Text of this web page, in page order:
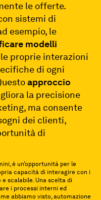
le offerte.
sistemi di
esempio, le
modelli
proprie interazioni
di ogni
approccio
la precisione
ma consente
dei clienti,
di
è un’opportunità per le
capacità di interagire con i
scalabile. Una scelta di
i processi interni ed
abbiamo visto, automazione